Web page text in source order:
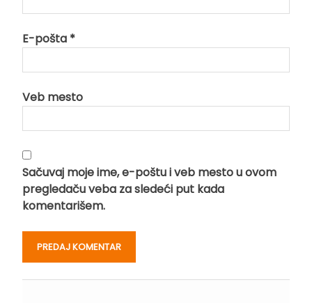
E-pošta *
Veb mesto
Sačuvaj moje ime, e-poštu i veb mesto u ovom
pregledaču veba za sledeći put kada
komentarišem.